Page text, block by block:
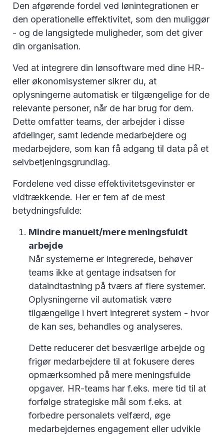
Den afgørende fordel ved lønintegrationen er
den operationelle effektivitet, som den muliggør
- og de langsigtede muligheder, som det giver
din organisation.
Ved at integrere din lønsoftware med dine HR-
eller økonomisystemer sikrer du, at
oplysningerne automatisk er tilgængelige for de
relevante personer, når de har brug for dem.
Dette omfatter teams, der arbejder i disse
afdelinger, samt ledende medarbejdere og
medarbejdere, som kan få adgang til data på et
selvbetjeningsgrundlag.
Fordelene ved disse effektivitetsgevinster er
vidtrækkende. Her er fem af de mest
betydningsfulde:
Mindre manuelt/mere meningsfuldt
arbejde
Når systemerne er integrerede, behøver
teams ikke at gentage indsatsen for
dataindtastning på tværs af flere systemer.
Oplysningerne vil automatisk være
tilgængelige i hvert integreret system - hvor
de kan ses, behandles og analyseres.
Dette reducerer det besværlige arbejde og
frigør medarbejdere til at fokusere deres
opmærksomhed på mere meningsfulde
opgaver. HR-teams har f.eks. mere tid til at
forfølge strategiske mål som f.eks. at
forbedre personalets velfærd, øge
medarbejdernes engagement eller udvikle